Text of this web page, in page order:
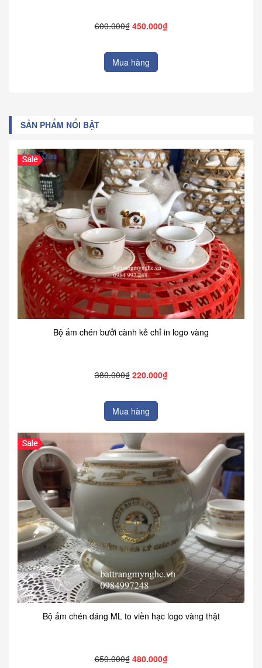
600.000₫ 450.000₫
Mua hàng
SẢN PHẨM NỔI BẬT
Bộ ấm chén bưởi cành kẻ chỉ in logo vàng
380.000₫ 220.000₫
Mua hàng
Bộ ấm chén dáng ML to viền hạc logo vàng thật
650.000₫ 480.000₫